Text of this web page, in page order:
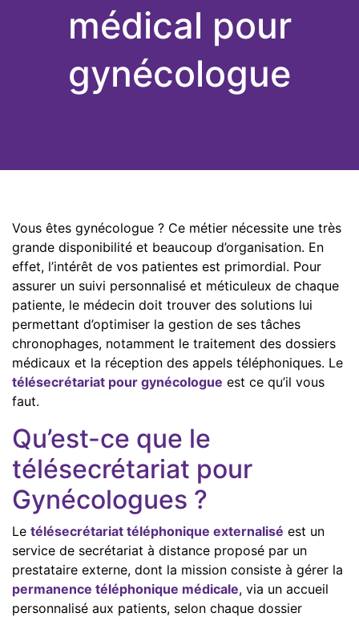
médical pour
gynécologue
Vous êtes gynécologue ? Ce métier nécessite une très
grande disponibilité et beaucoup d’organisation. En
effet, l’intérêt de vos patientes est primordial. Pour
assurer un suivi personnalisé et méticuleux de chaque
patiente, le médecin doit trouver des solutions lui
permettant d’optimiser la gestion de ses tâches
chronophages, notamment le traitement des dossiers
médicaux et la réception des appels téléphoniques. Le
télésecrétariat pour gynécologue est ce qu’il vous
faut.
Qu’est-ce que le
télésecrétariat pour
Gynécologues ?
Le télésecrétariat téléphonique externalisé est un
service de secrétariat à distance proposé par un
prestataire externe, dont la mission consiste à gérer la
permanence téléphonique médicale, via un accueil
personnalisé aux patients, selon chaque dossier